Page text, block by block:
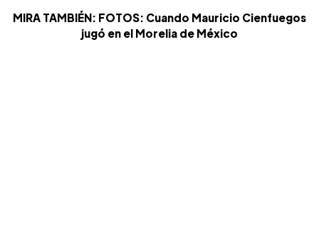
MIRA TAMBIÉN: FOTOS: Cuando Mauricio Cienfuegos
jugó en el Morelia de México